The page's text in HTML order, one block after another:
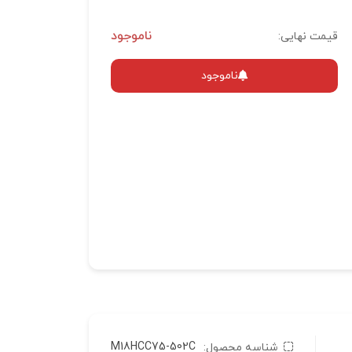
قیمت نهایی: ناموجود
ناموجود
شناسه محصول: M18HCC75-502C